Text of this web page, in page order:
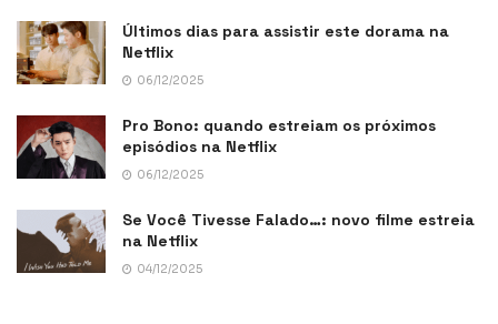
Últimos dias para assistir este dorama na
Netflix
06/12/2025
Pro Bono: quando estreiam os próximos
episódios na Netflix
06/12/2025
Se Você Tivesse Falado…: novo filme estreia
na Netflix
04/12/2025